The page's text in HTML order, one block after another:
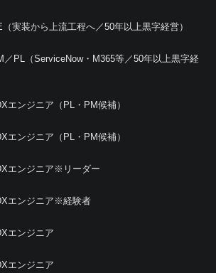
（実装から上流工程へ／50年以上黒字経営）
／PL（ServiceNow・M365等／50年以上黒字経
エンジニア（PL・PM候補）
エンジニア（PL・PM候補）
エンジニア※リーダー
エンジニア※経験者
エンジニア
エンジニア